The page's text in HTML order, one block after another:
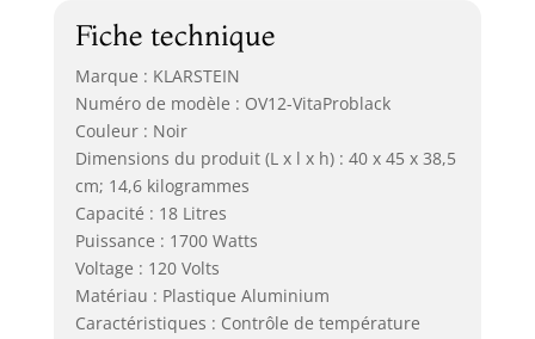
Fiche technique
Marque : KLARSTEIN
Numéro de modèle : OV12-VitaProblack
Couleur : Noir
Dimensions du produit (L x l x h) : 40 x 45 x 38,5
cm; 14,6 kilogrammes
Capacité : 18 Litres
Puissance : 1700 Watts
Voltage : 120 Volts
Matériau : Plastique Aluminium
Caractéristiques : Contrôle de température